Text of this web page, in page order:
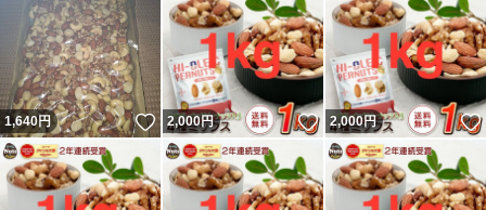
1,640円 いいね！
2,000円 いいね！
2,000円